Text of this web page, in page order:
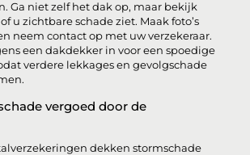
Ga niet zelf het dak op, maar bekijk
u zichtbare schade ziet. Maak foto’s
neem contact op met uw verzekeraar.
een dakdekker in voor een spoedige
verdere lekkages en gevolgschade
vergoed door de
dekken stormschade